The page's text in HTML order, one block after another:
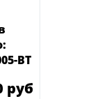
ВТ
руб